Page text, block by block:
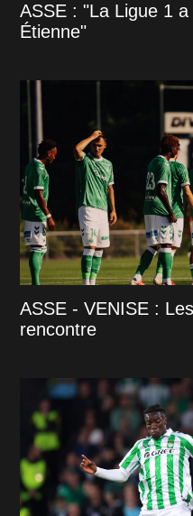
ASSE : "La Ligue 1
Étienne"
ASSE - VENISE :
rencontre